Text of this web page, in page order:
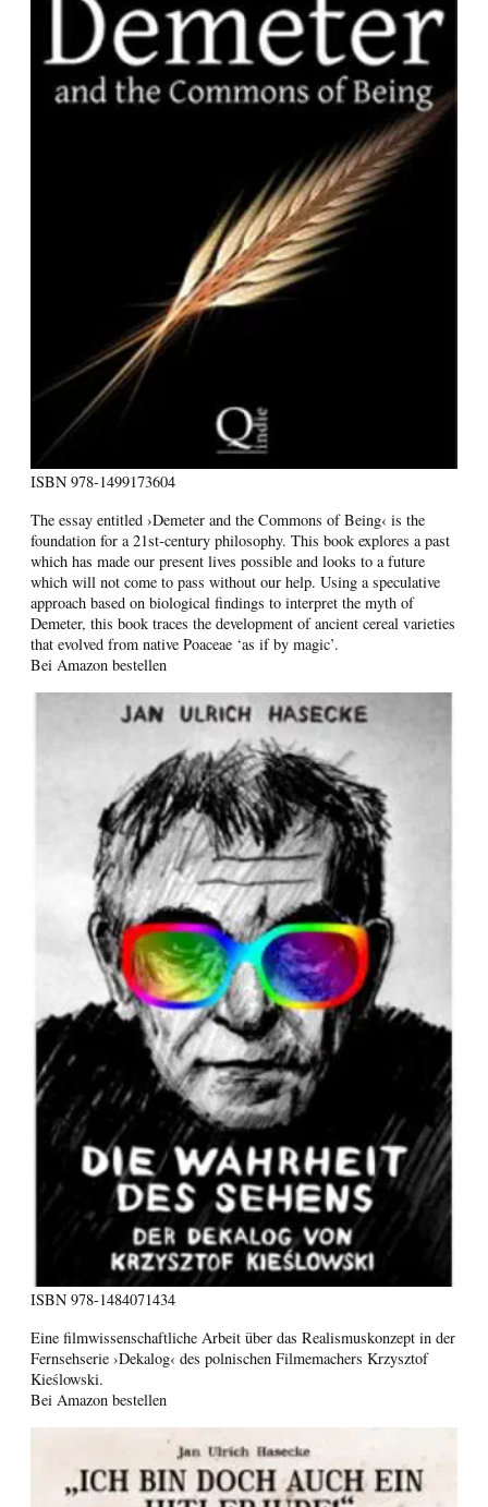
ISBN 978-1499173604
The essay entitled ›Demeter and the Commons of Being‹ is the
foundation for a 21st-century philosophy. This book explores a past
which has made our present lives possible and looks to a future
which will not come to pass without our help. Using a speculative
approach based on biological findings to interpret the myth of
Demeter, this book traces the development of ancient cereal varieties
that evolved from native Poaceae ‘as if by magic’.
Bei Amazon bestellen
ISBN 978-1484071434
Eine filmwissenschaftliche Arbeit über das Realismuskonzept in der
Fernsehserie ›Dekalog‹ des polnischen Filmemachers Krzysztof
Kieślowski.
Bei Amazon bestellen